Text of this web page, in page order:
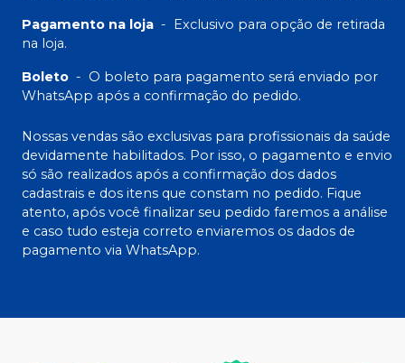
Pagamento na loja - Exclusivo para opção de retirada
na loja.
Boleto - O boleto para pagamento será enviado por
WhatsApp após a confirmação do pedido.
Nossas vendas são exclusivas para profissionais da saúde
devidamente habilitados. Por isso, o pagamento e envio
só são realizados após a confirmação dos dados
cadastrais e dos itens que constam no pedido. Fique
atento, após você finalizar seu pedido faremos a análise
e caso tudo esteja correto enviaremos os dados de
pagamento via WhatsApp.